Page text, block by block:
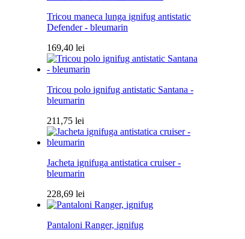
Tricou maneca lunga ignifug antistatic
Defender - bleumarin
169,40 lei
Tricou polo ignifug antistatic Santana -
bleumarin
211,75 lei
Jacheta ignifuga antistatica cruiser -
bleumarin
228,69 lei
Pantaloni Ranger, ignifug